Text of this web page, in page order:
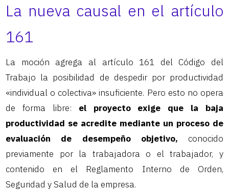
La nueva causal en el artículo
161
La moción agrega al artículo 161 del Código del
Trabajo la posibilidad de despedir por productividad
«individual o colectiva» insuficiente. Pero esto no opera
de forma libre: el proyecto exige que la baja
productividad se acredite mediante un proceso de
evaluación de desempeño objetivo, conocido
previamente por la trabajadora o el trabajador, y
contenido en el Reglamento Interno de Orden,
Seguridad y Salud de la empresa.